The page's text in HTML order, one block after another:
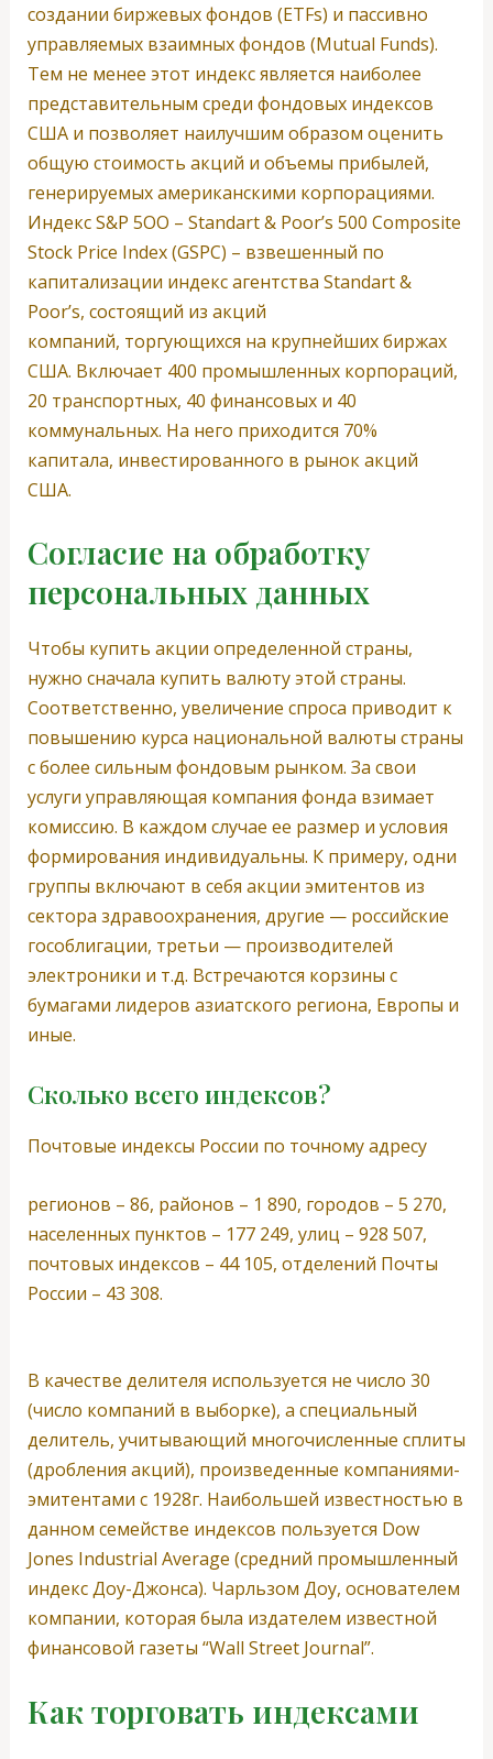
создании биржевых фондов (ETFs) и пассивно
управляемых взаимных фондов (Mutual Funds).
Тем не менее этот индекс является наиболее
представительным среди фондовых индексов
США и позволяет наилучшим образом оценить
общую стоимость акций и объемы прибылей,
генерируемых американскими корпорациями.
Индекс S&P 5OO – Standart & Poor’s 500 Composite
Stock Price Index (GSPC) – взвешенный по
капитализации индекс агентства Standart &
Poor’s, состоящий из акций
компаний, торгующихся на крупнейших биржах
США. Включает 400 промышленных корпораций,
20 транспортных, 40 финансовых и 40
коммунальных. На него приходится 70%
капитала, инвестированного в рынок акций
США.
Согласие на обработку
персональных данных
Чтобы купить акции определенной страны,
нужно сначала купить валюту этой страны.
Соответственно, увеличение спроса приводит к
повышению курса национальной валюты страны
с более сильным фондовым рынком. За свои
услуги управляющая компания фонда взимает
комиссию. В каждом случае ее размер и условия
формирования индивидуальны. К примеру, одни
группы включают в себя акции эмитентов из
сектора здравоохранения, другие — российские
гособлигации, третьи — производителей
электроники и т.д. Встречаются корзины с
бумагами лидеров азиатского региона, Европы и
иные.
Сколько всего индексов?
Почтовые индексы России по точному адресу
регионов – 86, районов – 1 890, городов – 5 270,
населенных пунктов – 177 249, улиц – 928 507,
почтовых индексов – 44 105, отделений Почты
России – 43 308.
В качестве делителя используется не число 30
(число компаний в выборке), а специальный
делитель, учитывающий многочисленные сплиты
(дробления акций), произведенные компаниями-
эмитентами с 1928г. Наибольшей известностью в
данном семействе индексов пользуется Dow
Jones Industrial Average (средний промышленный
индекс Доу-Джонса). Чарльзом Доу, основателем
компании, которая была издателем известной
финансовой газеты “Wall Street Journal”.
Как торговать индексами